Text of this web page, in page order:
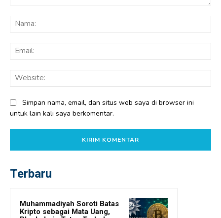
Simpan nama, email, dan situs web saya di browser ini
untuk lain kali saya berkomentar.
Terbaru
Muhammadiyah Soroti Batas
Kripto sebagai Mata Uang,